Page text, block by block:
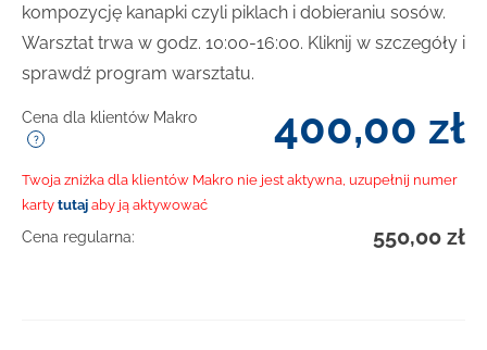
kompozycję kanapki czyli piklach i dobieraniu sosów.
Warsztat trwa w godz. 10:00-16:00. Kliknij w szczegóły i
sprawdź program warsztatu.
Cena dla klientów Makro 400,00 zł
Twoja zniżka dla klientów Makro nie jest aktywna, uzupełnij numer
karty tutaj aby ją aktywować
Cena regularna: 550,00 zł